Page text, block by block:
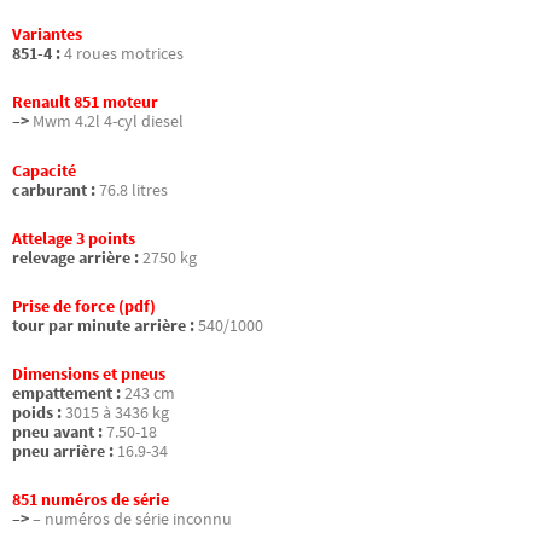
Variantes
851-4 :4 roues motrices
Renault 851 moteur
–> Mwm 4.2l 4-cyl diesel
Capacité
carburant :76.8 litres
Attelage 3 points
relevage arrière :2750 kg
Prise de force (pdf)
tour par minute arrière :540/1000
Dimensions et pneus
empattement :243 cm
poids :3015 à 3436 kg
pneu avant :7.50-18
pneu arrière : 16.9-34
851 numéros de série
–>– numéros de série inconnu